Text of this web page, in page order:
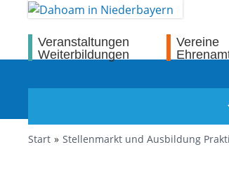
Veranstaltungen
Weiterbildungen
Vereine
Start Stellenmarkt und Ausbildung